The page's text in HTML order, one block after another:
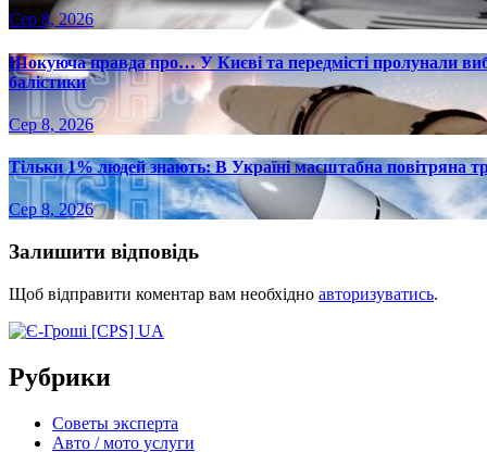
Сер 8, 2026
Шокуюча правда про… У Києві та передмісті пролунали
балістики
Сер 8, 2026
Тільки 1% людей знають: В Україні масштабна повітряна
Сер 8, 2026
Залишити відповідь
Щоб відправити коментар вам необхідно авторизуватись.
Рубрики
Советы эксперта
Авто / мото услуги